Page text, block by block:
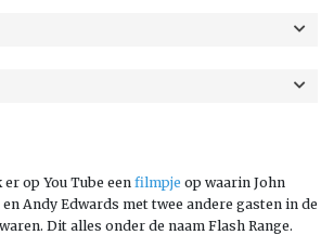
op You Tube een filmpje op waarin John
Andy Edwards met twee andere gasten in de
Dit alles onder de naam Flash Range.